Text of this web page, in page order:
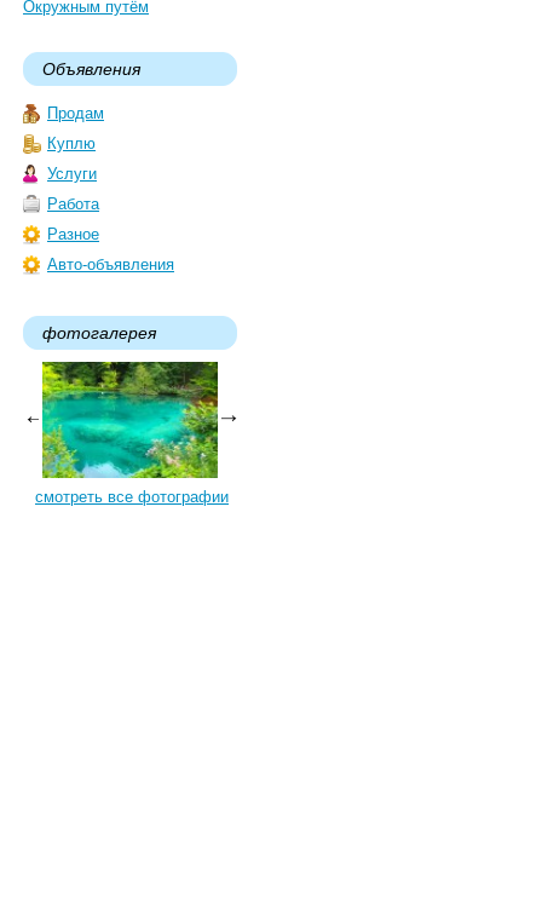
Окружным путём
Объявления
Продам
Куплю
Услуги
Работа
Разное
Авто-объявления
фотогалерея
смотреть все фотографии